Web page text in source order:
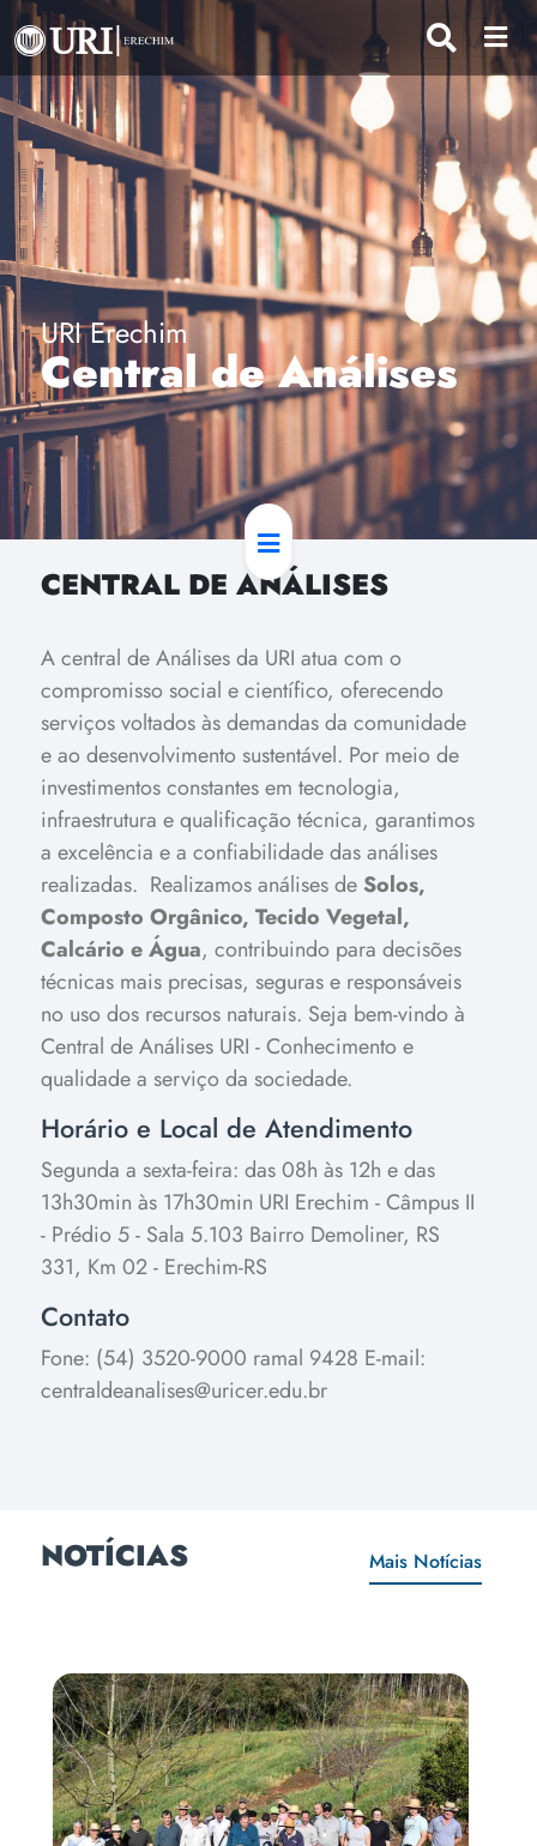
URI Erechim
Central de Análises
CENTRAL DE ANÁLISES
A central de Análises da URI atua com o
compromisso social e científico, oferecendo
serviços voltados às demandas da comunidade
e ao desenvolvimento sustentável. Por meio de
investimentos constantes em tecnologia,
infraestrutura e qualificação técnica, garantimos
a excelência e a confiabilidade das análises
realizadas. Realizamos análises de Solos,
Composto Orgânico, Tecido Vegetal,
Calcário e Água, contribuindo para decisões
técnicas mais precisas, seguras e responsáveis
no uso dos recursos naturais. Seja bem-vindo à
Central de Análises URI - Conhecimento e
qualidade a serviço da sociedade.
Horário e Local de Atendimento
Segunda a sexta-feira: das 08h às 12h e das
13h30min às 17h30min URI Erechim - Câmpus II
- Prédio 5 - Sala 5.103 Bairro Demoliner, RS
331, Km 02 - Erechim-RS
Contato
Fone: (54) 3520-9000 ramal 9428 E-mail:
centraldeanalises@uricer.edu.br
NOTÍCIAS Mais Notícias